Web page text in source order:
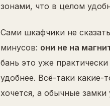
зонами, что в целом
Сами шкафчики не
минусов: они не на
бань это уже
удобнее. Всё-таки
хочется, а обычные